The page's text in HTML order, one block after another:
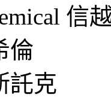
信
倫
託克